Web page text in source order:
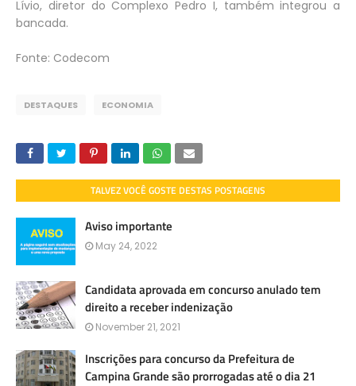
Lívio, diretor do Complexo Pedro I, também integrou a
bancada.
Fonte: Codecom
DESTAQUES ECONOMIA
TALVEZ VOCÊ GOSTE DESTAS POSTAGENS
Aviso importante
May 24, 2022
Candidata aprovada em concurso anulado tem
direito a receber indenização
November 21, 2021
Inscrições para concurso da Prefeitura de
Campina Grande são prorrogadas até o dia 21